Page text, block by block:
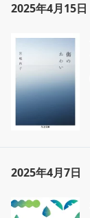
2025年4月15日
2025年4月7日